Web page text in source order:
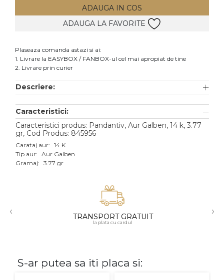
Bratari
Lanturi
Pandantive
Accesorii
Aur galben
Aur alb
Aur roz
ADAUGA IN COS
ADAUGA LA FAVORITE
Plaseaza comanda astazi si ai:
1. Livrare la EASYBOX / FANBOX-ul cel mai apropiat de tine
2. Livrare prin curier
Descriere:
Caracteristici:
Caracteristici produs: Pandantiv, Aur Galben, 14 k, 3.77
gr, Cod Produs: 845956
Carataj aur: 14 K
Tip aur: Aur Galben
Gramaj: 3.77 gr
‹ TRANSPORT GRATUIT
la plata cu cardul
›
S-ar putea sa iti placa si: